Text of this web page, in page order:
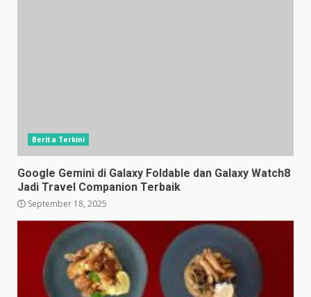
Berita Terkini
Google Gemini di Galaxy Foldable dan Galaxy Watch8
Jadi Travel Companion Terbaik
September 18, 2025